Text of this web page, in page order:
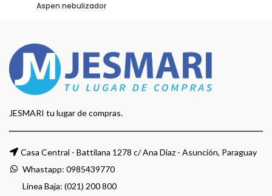
Aspen nebulizador
JESMARI tu lugar de compras.
Casa Central - Battilana 1278 c/ Ana Diaz - Asunción, Paraguay
Whastapp: 0985439770
Linea Baja: (021) 200 800